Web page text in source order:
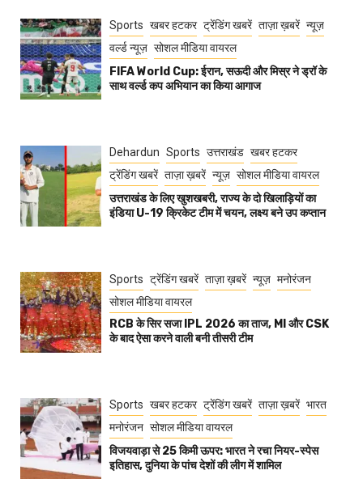
Sports खबर हटकर ट्रेंडिंग खबरें ताज़ा ख़बरें न्यूज़
वर्ल्ड न्यूज़ सोशल मीडिया वायरल
FIFA World Cup: ईरान, सऊदी और मिस्र ने ड्रॉ के
साथ वर्ल्ड कप अभियान का किया आगाज
Dehardun Sports उत्तराखंड खबर हटकर
ट्रेंडिंग खबरें ताज़ा ख़बरें न्यूज़ सोशल मीडिया वायरल
उत्तराखंड के लिए खुशखबरी, राज्य के दो खिलाड़ियों का
इंडिया U-19 क्रिकेट टीम में चयन, लक्ष्य बने उप कप्तान
Sports ट्रेंडिंग खबरें ताज़ा ख़बरें न्यूज़ मनोरंजन
सोशल मीडिया वायरल
RCB के सिर सजा IPL 2026 का ताज, MI और CSK
के बाद ऐसा करने वाली बनी तीसरी टीम
Sports खबर हटकर ट्रेंडिंग खबरें ताज़ा ख़बरें भारत
मनोरंजन सोशल मीडिया वायरल
विजयवाड़ा से 25 किमी ऊपर: भारत ने रचा नियर-स्पेस
इतिहास, दुनिया के पांच देशों की लीग में शामिल